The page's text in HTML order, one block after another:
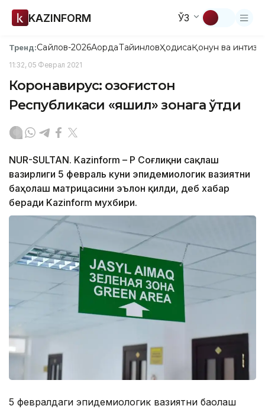
KAZINFORM ЎЗ
Тренд:Сайлов-2026АқордаТайинловҲодисаҚонун ва
11:32, 05 Феврал 2021
Коронавирус: Қозоғистон
Республикаси «яшил» зонага ўтди
NUR-SULTAN. Kazinform – ҚР Соғлиқни сақлаш
вазирлиги 5 февраль куни эпидемиологик вазиятни
баҳолаш матрицасини эълон қилди, деб хабар
беради Kazinform мухбири.
5 февралдаги эпидемиологик вазиятни баҳолаш